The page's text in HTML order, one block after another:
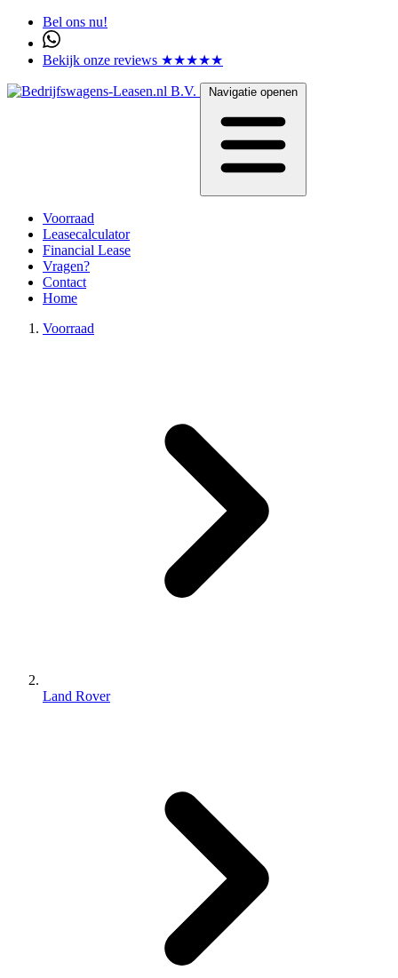
Bel ons nu!
Bekijk onze reviews ★★★★★
Navigatie openen
Voorraad
Leasecalculator
Financial Lease
Vragen?
Contact
Home
Voorraad
Land Rover